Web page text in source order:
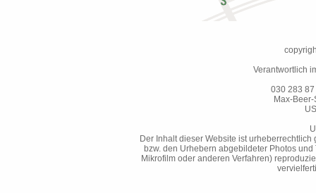
Verantwortlich
030 283
Max-
Der Inhalt dieser Website ist
bzw. den Urhebern abgebildeter Photos
Mikrofilm oder anderen Verfahren)